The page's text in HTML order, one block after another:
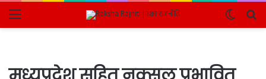
Menu
Switch
skin